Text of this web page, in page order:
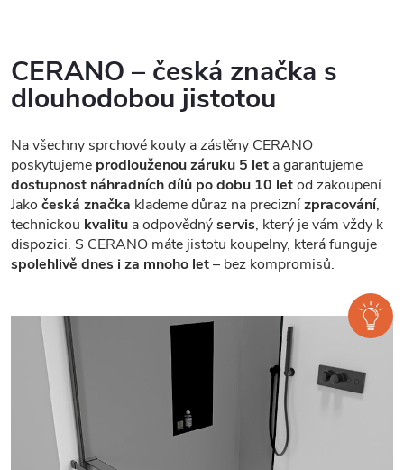
CERANO – česká značka s
dlouhodobou jistotou
Na všechny sprchové kouty a zástěny CERANO
poskytujeme prodlouženou záruku 5 let a garantujeme
dostupnost náhradních dílů po dobu 10 letod zakoupení.
Jako česká značka klademe důraz na preciznízpracování,
technickou kvalitu a odpovědnýservis, který je vám vždy k
dispozici. S CERANO máte jistotu koupelny, která funguje
spolehlivě dnes i za mnoho let– bez kompromisů.